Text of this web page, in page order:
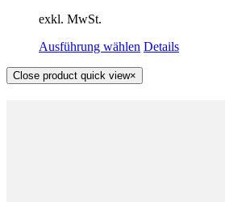
exkl. MwSt.
Ausführung wählen Details
Close product quick view×